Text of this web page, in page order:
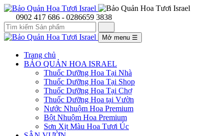
0902 417 686 - 0286659 3838
Mở menu ☰
Trang chủ
BẢO QUẢN HOA ISRAEL
Thuốc Dưỡng Hoa Tại Nhà
Thuốc Dưỡng Hoa Tại Shop
Thuốc Dưỡng Hoa Tại Chợ
Thuốc Dưỡng Hoa tại Vườn
Nước Nhuộm Hoa Premium
Bột Nhuộm Hoa Premium
Sơn Xịt Màu Hoa Tươi Úc